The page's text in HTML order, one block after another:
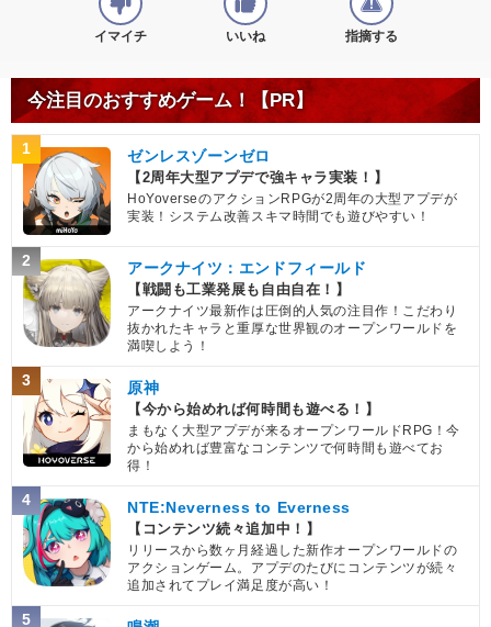
イマイチ いいね 指摘する
今注目のおすすめゲーム！【PR】
1 ゼンレスゾーンゼロ
【2周年大型アプデで強キャラ実装！】
HoYoverseのアクションRPGが2周年の大型アプデが
実装！システム改善スキマ時間でも遊びやすい！
2 アークナイツ：エンドフィールド
【戦闘も工業発展も自由自在！】
アークナイツ最新作は圧倒的人気の注目作！こだわり
抜かれたキャラと重厚な世界観のオープンワールドを
満喫しよう！
3 原神
【今から始めれば何時間も遊べる！】
まもなく大型アプデが来るオープンワールドRPG！今
から始めれば豊富なコンテンツで何時間も遊べてお
得！
4 NTE:Neverness to Everness
【コンテンツ続々追加中！】
リリースから数ヶ月経過した新作オープンワールドの
アクションゲーム。アプデのたびにコンテンツが続々
追加されてプレイ満足度が高い！
5